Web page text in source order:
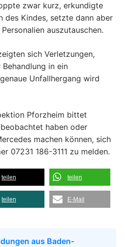
zwar kurz, erkundigte
des Kindes, setzte dann aber
auszutauschen.
sich Verletzungen,
in ein
Unfallhergang wird
Pforzheim bittet
haben oder
machen können, sich
07231 186-3111 zu melden.
teilen teilen
teilen E-Mail
aus Baden-